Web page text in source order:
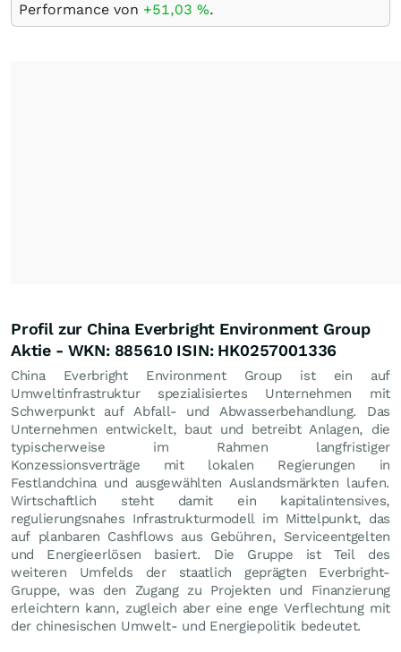
Performance von +51,03 %.
Profil zur China Everbright Environment Group
Aktie - WKN: 885610 ISIN: HK0257001336
China Everbright Environment Group ist ein auf
Umweltinfrastruktur spezialisiertes Unternehmen mit
Schwerpunkt auf Abfall- und Abwasserbehandlung. Das
Unternehmen entwickelt, baut und betreibt Anlagen, die
typischerweise im Rahmen langfristiger
Konzessionsverträge mit lokalen Regierungen in
Festlandchina und ausgewählten Auslandsmärkten laufen.
Wirtschaftlich steht damit ein kapitalintensives,
regulierungsnahes Infrastrukturmodell im Mittelpunkt, das
auf planbaren Cashflows aus Gebühren, Serviceentgelten
und Energieerlösen basiert. Die Gruppe ist Teil des
weiteren Umfelds der staatlich geprägten Everbright-
Gruppe, was den Zugang zu Projekten und Finanzierung
erleichtern kann, zugleich aber eine enge Verflechtung mit
der chinesischen Umwelt- und Energiepolitik bedeutet.